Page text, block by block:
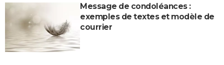
Message de condoléances :
exemples de textes et modèle de
courrier